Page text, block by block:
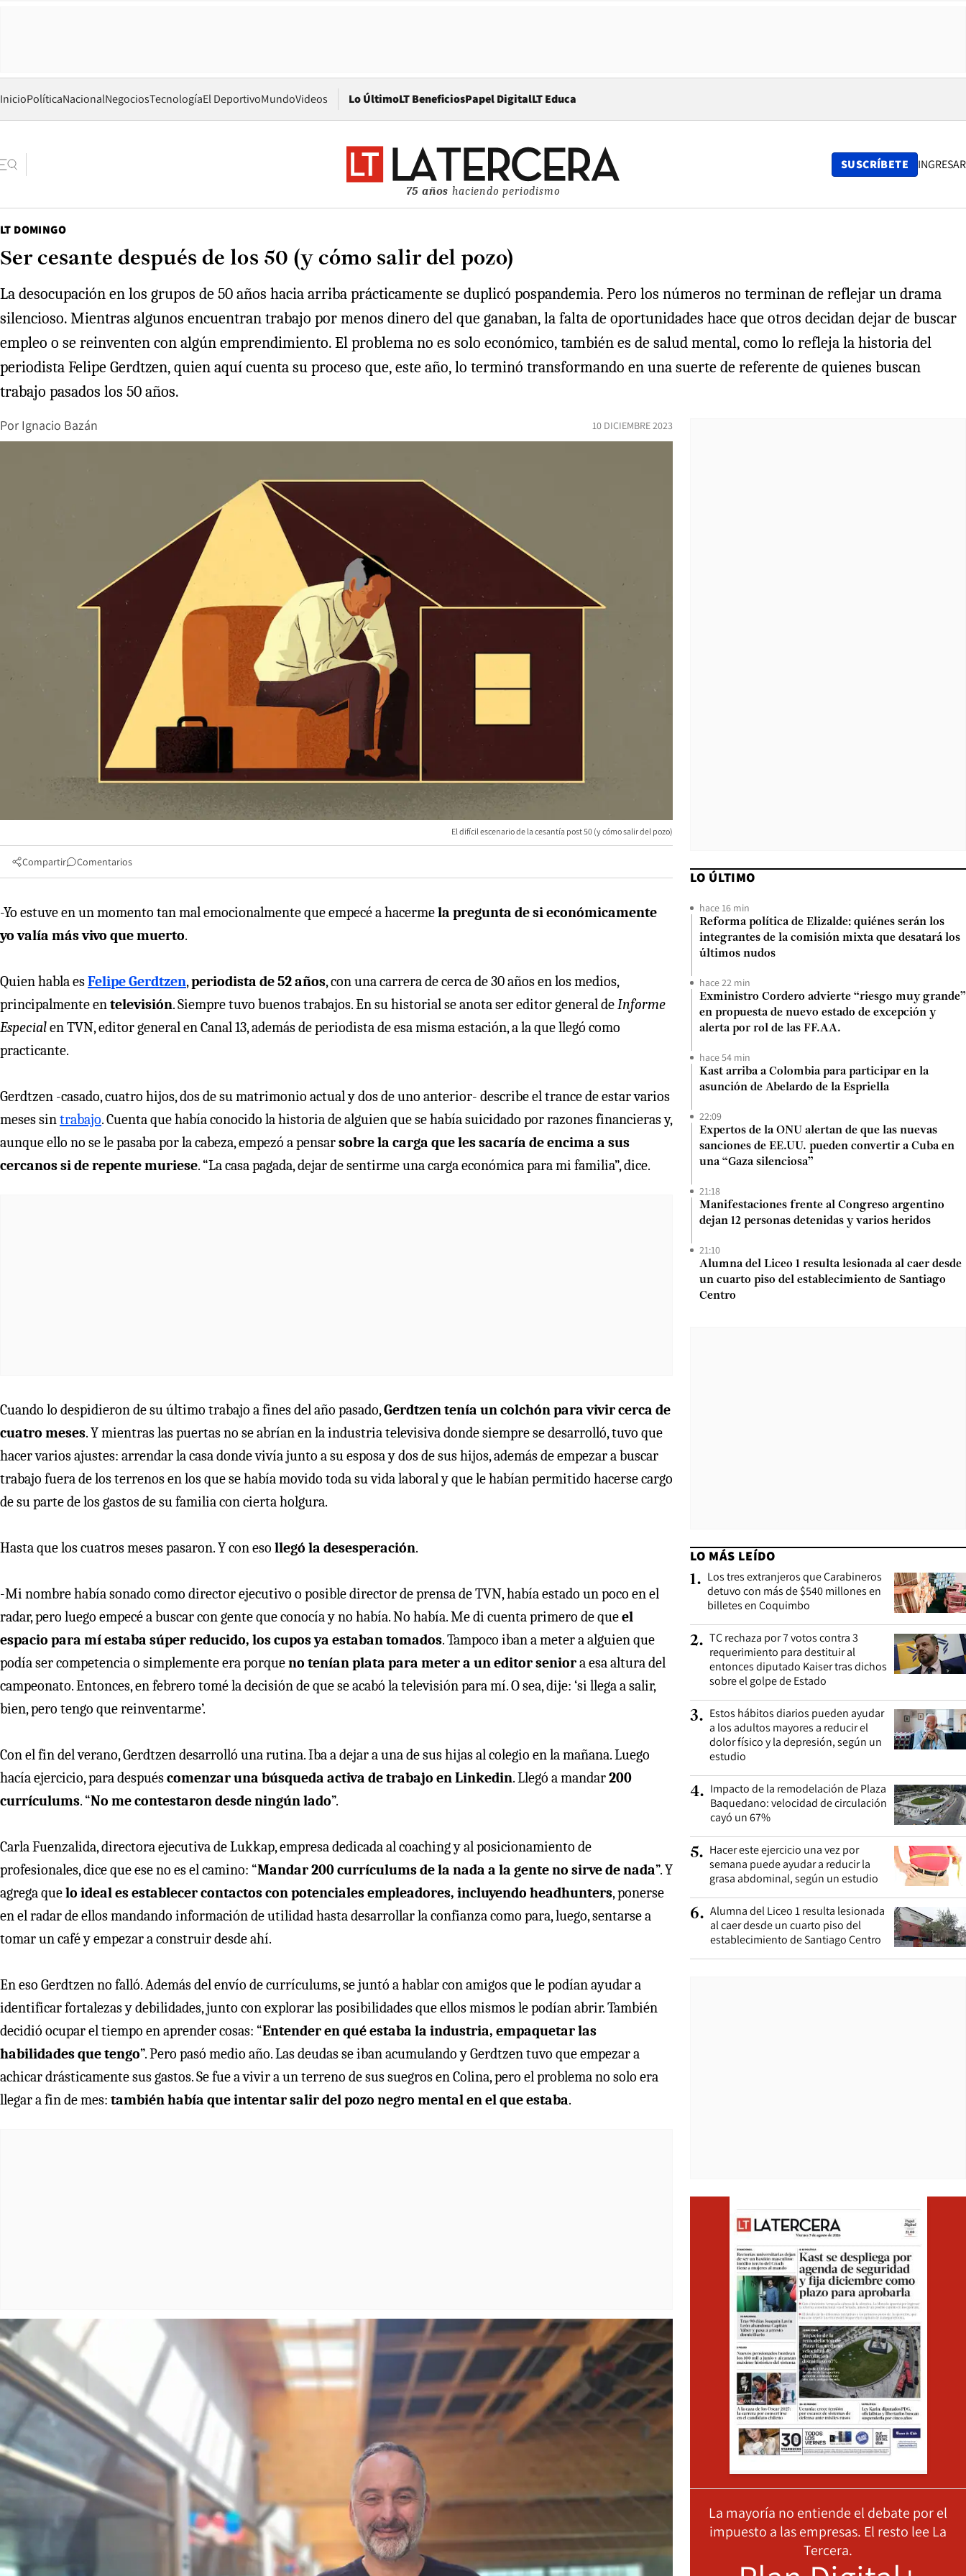
InicioPolíticaNacionalNegociosTecnologíaEl DeportivoMundoVideos Lo ÚltimoLT BeneficiosPapel DigitalOpens in new window
LT Educa
75 años haciendo periodismo
SUSCRÍBETE INGRESAR
LT DOMINGO
Ser cesante después de los 50 (y cómo salir del pozo)
La desocupación en los grupos de 50 años hacia arriba prácticamente se duplicó pospandemia. Pero los números no terminan de reflejar un drama
silencioso. Mientras algunos encuentran trabajo por menos dinero del que ganaban, la falta de oportunidades hace que otros decidan dejar de buscar
empleo o se reinventen con algún emprendimiento. El problema no es solo económico, también es de salud mental, como lo refleja la historia del
periodista Felipe Gerdtzen, quien aquí cuenta su proceso que, este año, lo terminó transformando en una suerte de referente de quienes buscan
trabajo pasados los 50 años.
Por Ignacio Bazán 10 DICIEMBRE 2023
El difícil escenario de la cesantía post 50 (y cómo salir del pozo)
Compartir Comentarios
-Yo estuve en un momento tan mal emocionalmente que empecé a hacermela pregunta de si económicamente
yo valía más vivo que muerto.
Quien habla esFelipe Gerdtzen,periodista de 52 años, con una carrera de cerca de 30 años en los medios,
principalmente entelevisión. Siempre tuvo buenos trabajos. En su historial se anota ser editor general deInforme
Especialen TVN, editor general en Canal 13, además de periodista de esa misma estación, a la que llegó como
practicante.
Gerdtzen -casado, cuatro hijos, dos de su matrimonio actual y dos de uno anterior- describe el trance de estar varios
meses sintrabajo. Cuenta que había conocido la historia de alguien que se había suicidado por razones financieras y,
aunque ello no se le pasaba por la cabeza, empezó a pensarsobre la carga que les sacaría de encima a sus
cercanos si de repente muriese. “La casa pagada, dejar de sentirme una carga económica para mi familia”, dice.
Cuando lo despidieron de su último trabajo a fines del año pasado,Gerdtzen tenía un colchón para vivir cerca de
cuatro meses. Y mientras las puertas no se abrían en la industria televisiva donde siempre se desarrolló, tuvo que
hacer varios ajustes: arrendar la casa donde vivía junto a su esposa y dos de sus hijos, además de empezar a buscar
trabajo fuera de los terrenos en los que se había movido toda su vida laboral y que le habían permitido hacerse cargo
de su parte de los gastos de su familia con cierta holgura.
Hasta que los cuatros meses pasaron. Y con eso llegó la desesperación.
-Mi nombre había sonado como director ejecutivo o posible director de prensa de TVN, había estado un poco en el
radar, pero luego empecé a buscar con gente que conocía y no había. No había. Me di cuenta primero de queel
espacio para mí estaba súper reducido, los cupos ya estaban tomados. Tampoco iban a meter a alguien que
podía ser competencia o simplemente era porqueno tenían plata para meter a un editor seniora esa altura del
campeonato. Entonces, en febrero tomé la decisión de que se acabó la televisión para mí. O sea, dije: ‘si llega a salir,
bien, pero tengo que reinventarme’.
Con el fin del verano, Gerdtzen desarrolló una rutina. Iba a dejar a una de sus hijas al colegio en la mañana. Luego
hacía ejercicio, para despuéscomenzar una búsqueda activa de trabajo en Linkedin. Llegó a mandar200
currículums. “No me contestaron desde ningún lado”.
Carla Fuenzalida, directora ejecutiva de Lukkap, empresa dedicada al coaching y al posicionamiento de
profesionales, dice que ese no es el camino: “Mandar 200 currículums de la nada a la gente no sirve de nada”. Y
agrega quelo ideal es establecer contactos con potenciales empleadores, incluyendo headhunters, ponerse
en el radar de ellos mandando información de utilidad hasta desarrollar la confianza como para, luego, sentarse a
tomar un café y empezar a construir desde ahí.
En eso Gerdtzen no falló. Además del envío de currículums, se juntó a hablar con amigos que le podían ayudar a
identificar fortalezas y debilidades, junto con explorar las posibilidades que ellos mismos le podían abrir. También
decidió ocupar el tiempo en aprender cosas: “Entender en qué estaba la industria, empaquetar las
habilidades que tengo”. Pero pasó medio año. Las deudas se iban acumulando y Gerdtzen tuvo que empezar a
achicar drásticamente sus gastos. Se fue a vivir a un terreno de sus suegros en Colina, pero el problema no solo era
llegar a fin de mes: también había que intentar salir del pozo negro mental en el que estaba.
LO ÚLTIMO
hace 16 min
Reforma política de Elizalde: quiénes serán los
integrantes de la comisión mixta que desatará los
últimos nudos
hace 22 min
Exministro Cordero advierte “riesgo muy grande”
en propuesta de nuevo estado de excepción y
alerta por rol de las FF.AA.
hace 54 min
Kast arriba a Colombia para participar en la
asunción de Abelardo de la Espriella
22:09
Expertos de la ONU alertan de que las nuevas
sanciones de EE.UU. pueden convertir a Cuba en
una “Gaza silenciosa”
21:18
Manifestaciones frente al Congreso argentino
dejan 12 personas detenidas y varios heridos
21:10
Alumna del Liceo 1 resulta lesionada al caer desde
un cuarto piso del establecimiento de Santiago
Centro
LO MÁS LEÍDO
1. Los tres extranjeros que Carabineros
detuvo con más de $540 millones en
billetes en Coquimbo
2. TC rechaza por 7 votos contra 3
requerimiento para destituir al
entonces diputado Kaiser tras dichos
sobre el golpe de Estado
3. Estos hábitos diarios pueden ayudar
a los adultos mayores a reducir el
dolor físico y la depresión, según un
estudio
4. Impacto de la remodelación de Plaza
Baquedano: velocidad de circulación
cayó un 67%
5. Hacer este ejercicio una vez por
semana puede ayudar a reducir la
grasa abdominal, según un estudio
6. Alumna del Liceo 1 resulta lesionada
al caer desde un cuarto piso del
establecimiento de Santiago Centro
La mayoría no entiende el debate por el
impuesto a las empresas. El resto lee La
Tercera.